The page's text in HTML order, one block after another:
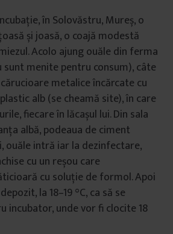
în Solovăstru, Mureș, o
și joasă, o coajă modestă
Acolo ajung ouăle din ferma
menite pentru consum), câte
metalice încărcate cu
alb (se cheamă site), în care
fiecare în lăcașul lui. Din sala
albă, podeaua de ciment
ouăle intră iar la dezinfectare,
cu un reșou care
cu soluție de formol. Apoi
la 18–19 °C, ca să se
incubator, unde vor fi clocite 18